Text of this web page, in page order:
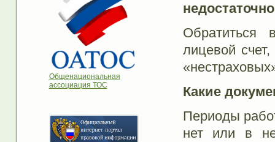
Общенациональная
ассоциация ТОС
Обратиться
лицевой
Какие
Периоды
нет или в